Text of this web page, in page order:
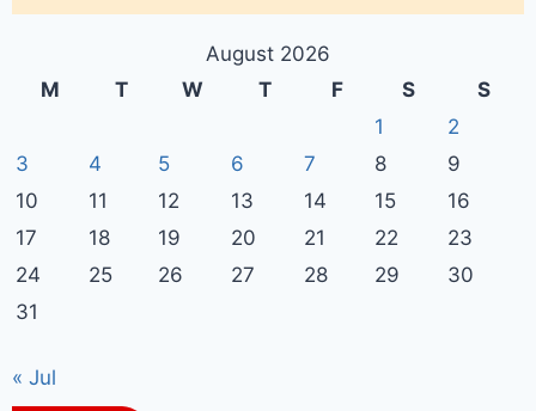
August 2026
M
T W T F S
S
1
2
3
4 5 6 7 8
9
10
11 12 13 14 15
16
17
18 19 20 21 22
23
24
25 26 27 28 29
30
31
« Jul